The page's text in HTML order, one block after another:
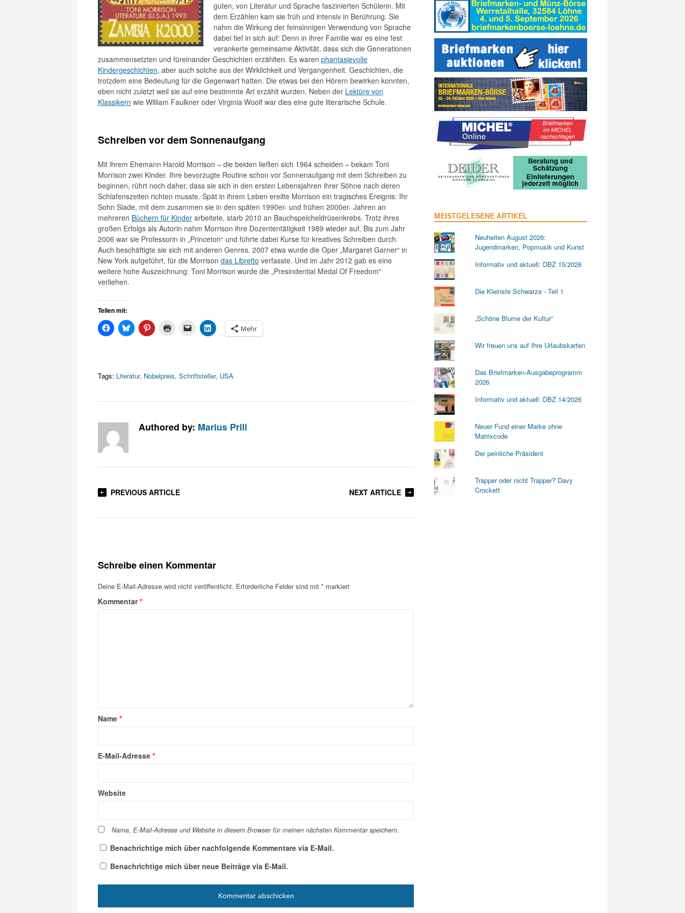
guten, von Literatur und Sprache faszinierten Schülerin. Mit
dem Erzählen kam sie früh und intensiv in Berührung. Sie
nahm die Wirkung der feinsinnigen Verwendung von Sprache
dabei tief in sich auf: Denn in ihrer Familie war es eine fest
verankerte gemeinsame Aktivität, dass sich die Generationen
zusammensetzten und füreinander Geschichten erzählten. Es waren phantasievolle
Kindergeschichten, aber auch solche aus der Wirklichkeit und Vergangenheit. Geschichten, die
trotzdem eine Bedeutung für die Gegenwart hatten. Die etwas bei den Hörern bewirken konnten,
eben nicht zuletzt weil sie auf eine bestimmte Art erzählt wurden. Neben der Lektüre von
Klassikern wie William Faulkner oder Virginia Woolf war dies eine gute literarische Schule.
Schreiben vor dem Sonnenaufgang
Mit ihrem Ehemann Harold Morrison – die beiden ließen sich 1964 scheiden – bekam Toni
Morrison zwei Kinder. Ihre bevorzugte Routine schon vor Sonnenaufgang mit dem Schreiben zu
beginnen, rührt noch daher, dass sie sich in den ersten Lebensjahren ihrer Söhne nach deren
Schlafenszeiten richten musste. Spät in ihrem Leben ereilte Morrison ein tragisches Ereignis: Ihr
Sohn Slade, mit dem zusammen sie in den späten 1990er- und frühen 2000er- Jahren an
mehreren Büchern für Kinder arbeitete, starb 2010 an Bauchspeicheldrüsenkrebs. Trotz ihres
großen Erfolgs als Autorin nahm Morrison ihre Dozententätigkeit 1989 wieder auf. Bis zum Jahr
2006 war sie Professorin in „Princeton“ und führte dabei Kurse für kreatives Schreiben durch.
Auch beschäftigte sie sich mit anderen Genres. 2007 etwa wurde die Oper „Margaret Garner“ in
New York aufgeführt, für die Morrison das Libretto verfasste. Und im Jahr 2012 gab es eine
weitere hohe Auszeichnung: Toni Morrison wurde die „Presindential Medal Of Freedom“
verliehen.
Teilen mit:
Mehr
Tags: Literatur, Nobelpreis, Schriftsteller, USA
Authored by: Marius Prill
PREVIOUS ARTICLE NEXT ARTICLE
Schreibe einen Kommentar
Deine E-Mail-Adresse wird nicht veröffentlicht. Erforderliche Felder sind mit * markiert
Kommentar*
Name *
E-Mail-Adresse *
Website
Name, E-Mail-Adresse und Website in diesem Browser für meinen nächsten Kommentar speichern.
Benachrichtige mich über nachfolgende Kommentare via E-Mail.
Benachrichtige mich über neue Beiträge via E-Mail.
MEISTGELESENE ARTIKEL
Neuheiten August 2026:
Jugendmarken, Popmusik und Kunst
Informativ und aktuell: DBZ 15/2026
Die Kleinste Schwarze - Teil 1
„Schöne Blume der Kultur“
Wir freuen uns auf Ihre Urlaubskarten
Das Briefmarken-Ausgabeprogramm
2026
Informativ und aktuell: DBZ 14/2026
Neuer Fund einer Marke ohne
Matrixcode
Der peinliche Präsident
Trapper oder nicht Trapper? Davy
Crockett